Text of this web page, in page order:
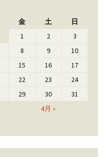
金 土 日
4月 »
1 2
3
8 9
10
15 16
17
22 23
24
29 30 31